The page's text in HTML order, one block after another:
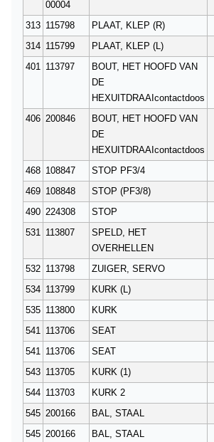
00004
313 115798 PLAAT, KLEP (R)
314 115799 PLAAT, KLEP (L)
401 113797
BOUT, HET HOOFD VAN
DE
HEXUITDRAAIcontactdoos
406 200846
BOUT, HET HOOFD VAN
DE
HEXUITDRAAIcontactdoos
468 108847 STOP PF3/4
469 108848 STOP (PF3/8)
490 224308 STOP
531 113807
SPELD, HET
OVERHELLEN
532 113798 ZUIGER, SERVO
534 113799 KURK (L)
535 113800 KURK
541 113706 SEAT
541 113706 SEAT
543 113705 KURK (1)
544 113703 KURK 2
545 200166 BAL, STAAL
545 200166 BAL, STAAL